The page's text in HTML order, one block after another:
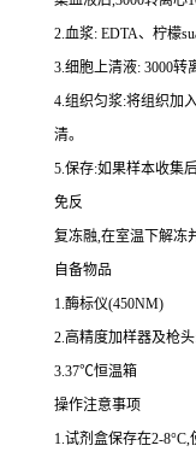
2.血浆: EDTA、柠檬
3.细胞上清液: 3000转
4.组织匀浆:将组织加
清。
5.保存:如果样本收集
免反
复冻融,在室温下解冻
自备物品
1.酶标仪(450NM)
2.高精度加样器及枪头
3.37℃恒温箱
操作注意事项
1.试剂盒保存在2-8°C,